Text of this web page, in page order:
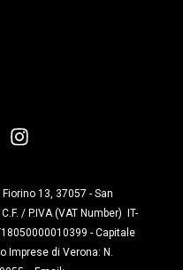
13, 37057 - San
/ P.IVA (VAT Number) IT-
- Capitale
Imprese di Verona: N.